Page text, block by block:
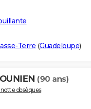
Terre (Guadeloupe)
(90 ans)
obsèques